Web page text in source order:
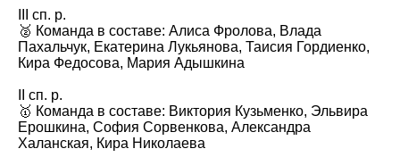
III сп. р.
🥈 Команда в составе: Алиса Фролова, Влада
Пахальчук, Екатерина Лукьянова, Таисия Гордиенко,
Кира Федосова, Мария Адышкина
II сп. р.
🥇 Команда в составе: Виктория Кузьменко, Эльвира
Ерошкина, София Сорвенкова, Александра
Халанская, Кира Николаева